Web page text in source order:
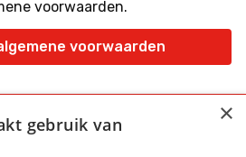
voorwaarden.
voorwaarden
×
gebruik van